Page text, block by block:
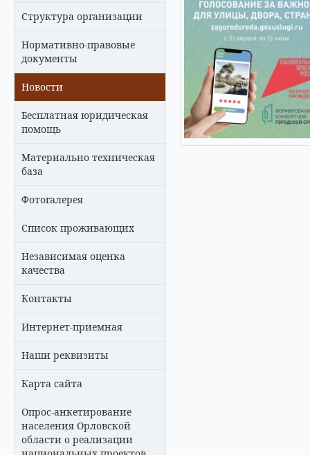
Структура организации
Нормативно-правовые
документы
Новости
Бесплатная юридическая
помощь
Материально техническая
база
Фотогалерея
Список проживающих
Независимая оценка
качества
Контакты
Интернет-приемная
Наши реквизиты
Карта сайта
Опрос-анкетирование
населения Орловской
области о реализации